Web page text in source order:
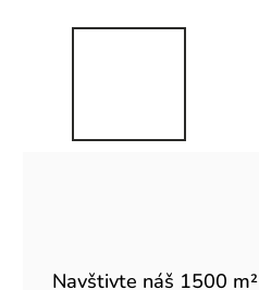
Navštivte náš 1500 m²